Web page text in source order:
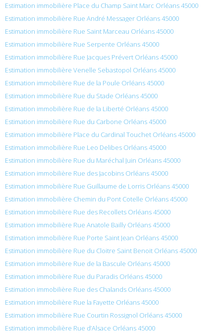
Estimation immobilière Place du Champ Saint Marc Orléans 45000
Estimation immobilière Rue André Messager Orléans 45000
Estimation immobilière Rue Saint Marceau Orléans 45000
Estimation immobilière Rue Serpente Orléans 45000
Estimation immobilière Rue Jacques Prévert Orléans 45000
Estimation immobilière Venelle Sebastopol Orléans 45000
Estimation immobilière Rue de la Poule Orléans 45000
Estimation immobilière Rue du Stade Orléans 45000
Estimation immobilière Rue de la Liberté Orléans 45000
Estimation immobilière Rue du Carbone Orléans 45000
Estimation immobilière Place du Cardinal Touchet Orléans 45000
Estimation immobilière Rue Leo Delibes Orléans 45000
Estimation immobilière Rue du Maréchal Juin Orléans 45000
Estimation immobilière Rue des Jacobins Orléans 45000
Estimation immobilière Rue Guillaume de Lorris Orléans 45000
Estimation immobilière Chemin du Pont Cotelle Orléans 45000
Estimation immobilière Rue des Recollets Orléans 45000
Estimation immobilière Rue Anatole Bailly Orléans 45000
Estimation immobilière Rue Porte Saint Jean Orléans 45000
Estimation immobilière Rue du Cloitre Saint Benoit Orléans 45000
Estimation immobilière Rue de la Bascule Orléans 45000
Estimation immobilière Rue du Paradis Orléans 45000
Estimation immobilière Rue des Chalands Orléans 45000
Estimation immobilière Rue la Fayette Orléans 45000
Estimation immobilière Rue Courtin Rossignol Orléans 45000
Estimation immobilière Rue d’Alsace Orléans 45000